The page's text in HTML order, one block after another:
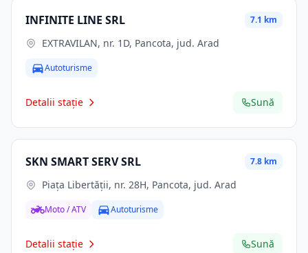
INFINITE LINE SRL 7.1 km
EXTRAVILAN, nr. 1D, Pancota, jud. Arad
Autoturisme
Detalii stație Sună
SKN SMART SERV SRL 7.8 km
Piața Libertății, nr. 28H, Pancota, jud. Arad
Moto / ATV Autoturisme
Detalii stație Sună